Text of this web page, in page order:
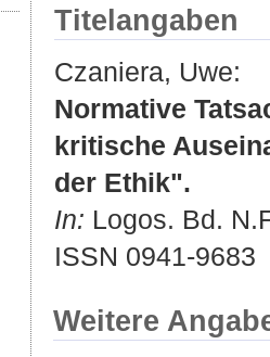
Titelangaben
Czaniera, Uwe:
Normative
kritische
der Ethik".
In: Logos. Bd.
ISSN 0941-9683
Weitere